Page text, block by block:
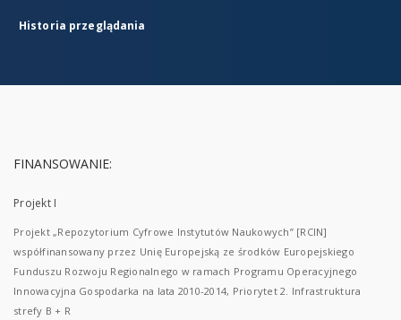
Historia przeglądania
FINANSOWANIE:
Projekt I
Projekt „Repozytorium Cyfrowe Instytutów Naukowych” [RCIN]
współfinansowany przez Unię Europejską ze środków Europejskiego
Funduszu Rozwoju Regionalnego w ramach Programu Operacyjnego
Innowacyjna Gospodarka na lata 2010-2014, Priorytet 2. Infrastruktura
strefy B + R